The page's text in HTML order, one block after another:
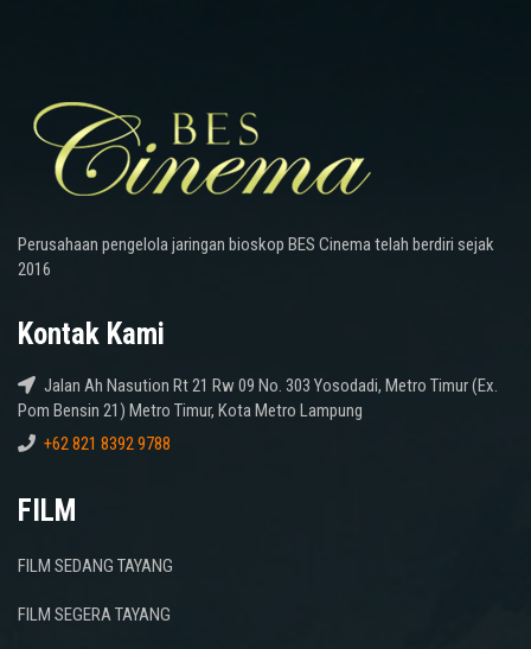
Perusahaan pengelola jaringan bioskop BES Cinema telah berdiri sejak
2016
Kontak Kami
Jalan Ah Nasution Rt 21 Rw 09 No. 303 Yosodadi, Metro Timur (Ex.
Pom Bensin 21) Metro Timur, Kota Metro Lampung
+62 821 8392 9788
FILM
FILM SEDANG TAYANG
FILM SEGERA TAYANG